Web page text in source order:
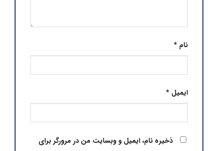
نام*
ایمیل*
ذخیره نام، ایمیل و وبسایت من در مرورگر برای